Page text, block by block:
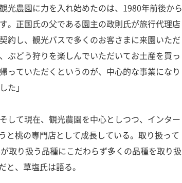
観光農園に力を入れ始めたのは、1980年前後から
。正国氏の父である園主の政則氏が旅行代理店
約し、観光バスで多くのお客さまに来園いただ
ぶどう狩りを楽しんでいただいてお土産を買っ
っていただくというのが、中心的な事業になり
た」
して現在、観光農園を中心としつつ、インター
と桃の専門店として成長している。取り扱って
取り扱う品種にこだわらず多くの品種を取り扱
、草塩氏は語る。